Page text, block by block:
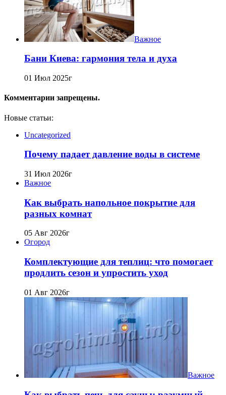
Важное
Бани Киева: гармония тела и духа
01 Июл 2025г
Комментарии запрещены.
Новые статьи:
Uncategorized
Почему падает давление воды в системе
31 Июл 2026г
Важное
Как выбрать напольное покрытие для
разных комнат
05 Авг 2026г
Огород
Комплектующие для теплиц: что помогает
продлить сезон и упростить уход
01 Авг 2026г
Важное